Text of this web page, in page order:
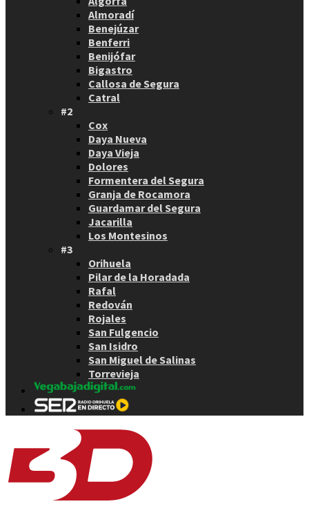
Almoradí
Benejúzar
Benferri
Benijófar
Bigastro
Callosa de Segura
Catral
#2
Cox
Daya Nueva
Daya Vieja
Dolores
Formentera del Segura
Granja de Rocamora
Guardamar del Segura
Jacarilla
Los Montesinos
#3
Orihuela
Pilar de la Horadada
Rafal
Redován
Rojales
San Fulgencio
San Isidro
San Miguel de Salinas
Torrevieja